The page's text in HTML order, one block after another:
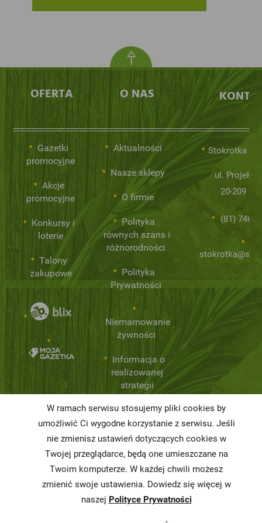
OFERTA
Gazetki
promocyjne
Akcje
promocyjne
Konkursy i
loterie
Talony
zakupowe
O NAS
Aktualności
Nasze sklepy
O firmie
Polityka
równych szans i
różnorodności
Polityka
Prywatności
Niemarnowanie
żywności
Informacja o
realizowanej
strategii
podatkowej
Karty
charakterystyki
Butelkomaty
Stokrotka
ul.
20-209
(81) 746
W ramach serwisu stosujemy pliki cookies by
umożliwić Ci wygodne korzystanie z serwisu. Jeśli
nie zmienisz ustawień dotyczących cookies w
Twojej przeglądarce, będą one umieszczane na
Twoim komputerze. W każdej chwili możesz
zmienić swoje ustawienia. Dowiedz się więcej w
naszej Polityce Prywatności